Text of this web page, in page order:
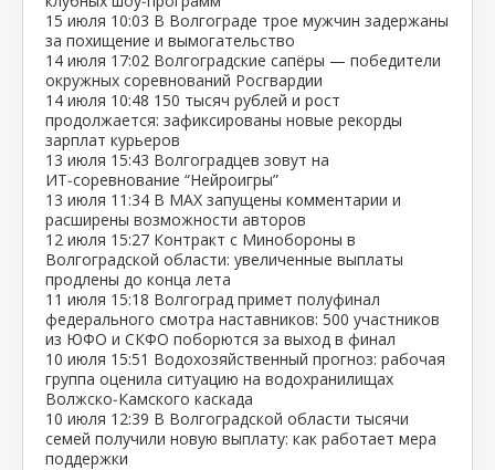
15 июля 10:03 В Волгограде трое мужчин задержаны
за похищение и вымогательство
14 июля 17:02 Волгоградские сапёры — победители
окружных соревнований Росгвардии
14 июля 10:48 150 тысяч рублей и рост
продолжается: зафиксированы новые рекорды
зарплат курьеров
13 июля 15:43 Волгоградцев зовут на
ИТ‑соревнование “Нейроигры”
13 июля 11:34 В МАХ запущены комментарии и
расширены возможности авторов
12 июля 15:27 Контракт с Минобороны в
Волгоградской области: увеличенные выплаты
продлены до конца лета
11 июля 15:18 Волгоград примет полуфинал
федерального смотра наставников: 500 участников
из ЮФО и СКФО поборются за выход в финал
10 июля 15:51 Водохозяйственный прогноз: рабочая
группа оценила ситуацию на водохранилищах
Волжско‑Камского каскада
10 июля 12:39 В Волгоградской области тысячи
семей получили новую выплату: как работает мера
поддержки